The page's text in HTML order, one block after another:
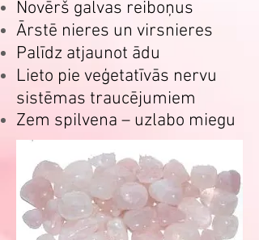
Novērš galvas reiboņus
Ārstē nieres un virsnieres
Palīdz atjaunot ādu
Lieto pie veģetatīvās nervu
sistēmas traucējumiem
Zem spilvena – uzlabo miegu